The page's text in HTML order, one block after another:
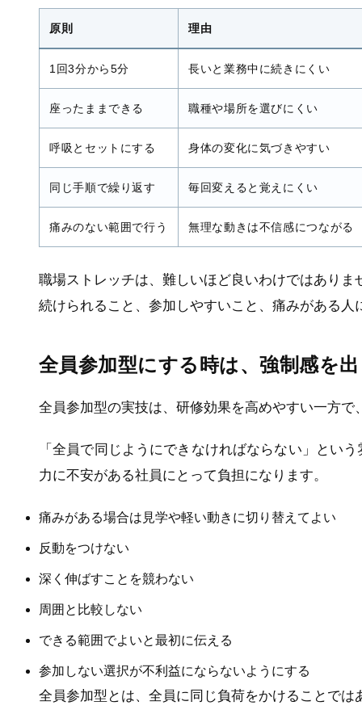
原則 理由
1回3分から5分 長いと業務中に続きにくい
座ったままできる 職種や場所を選びにくい
呼吸とセットにする 身体の変化に気づきやすい
同じ手順で繰り返す 毎回変えると覚えにくい
痛みのない範囲で行う 無理な動きは不信感につながる
職場ストレッチは、難しいほど良いわけではありま
続けられること、参加しやすいこと、痛みがある
全員参加型にする時は、強制感を
全員参加型の実技は、研修効果を高めやすい一方
「全員で同じようにできなければならない」とい
力に不安がある社員にとって負担になります。
痛みがある場合は見学や軽い動きに切り替えてよい
反動をつけない
深く伸ばすことを競わない
周囲と比較しない
できる範囲でよいと最初に伝える
参加しない選択が不利益にならないようにする
全員参加型とは、全員に同じ負荷をかけることでは